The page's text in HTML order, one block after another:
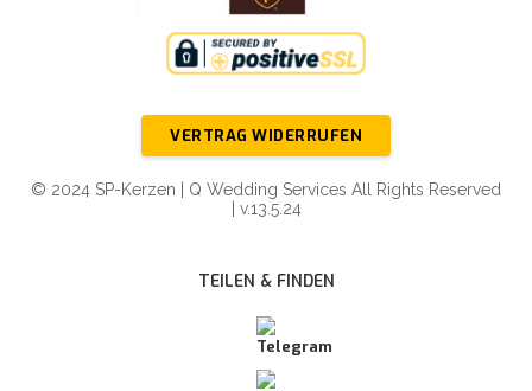
VERTRAG WIDERRUFEN
© 2024 SP-Kerzen | Q Wedding Services All Rights Reserved
| v.13.5.24
TEILEN & FINDEN